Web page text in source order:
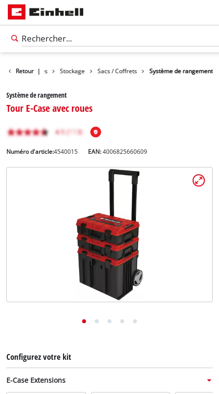
Retour |
Accessoires Stockage Sacs / Coffrets Système de rangement
Système de rangement
Tour E-Case avec roues
Numéro d'article:4540015 EAN:4006825660609
Configurez votre kit
E-Case Extensions